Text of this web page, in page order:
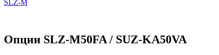
SLZ-M
Опции SLZ-M50FA / SUZ-KA50VA